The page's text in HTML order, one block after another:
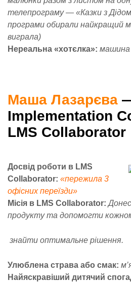
телепрограму — «Казки з
програми обирали найкращий
виграла)
Нереальна «хотєлка»: машина
Маша Лазарєва
Implementation
LMS Collaborator
Досвід роботи в LMS
Collaborator: «пережила 3
офісних переїзди»
Місія в LMS Collaborator:
продукту та допомогти
знайти оптимальне рішення.
Улюблена страва або смак:
Найяскравіший дитячий